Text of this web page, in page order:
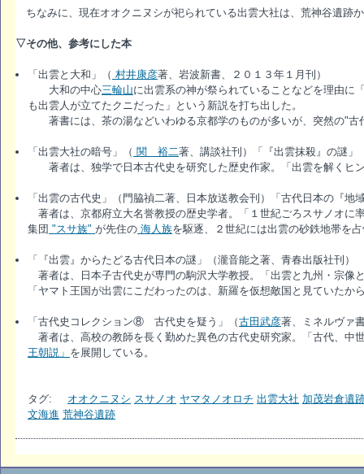
ちなみに、現在オオクニヌシが祀られている出雲大社は、荒神谷遺跡
▽その他、参考にした本
「出雲と大和」（ 村井康彦著、岩波新書、２０１３年１月刊）
大和の中心三輪山に出雲系の神が祭られていることなどを理由に
も出雲人が立てたクニだった」という新説を打ち出した。
著書には、茶の湯などいわゆる京都学のものが多いが、突然の"古
「出雲大社の暗号」（ 関 裕二著、講談社刊）「『出雲抹殺』の謎」
著者は、独学で日本古代史を研究した歴史作家。「出雲を解くヒ
「出雲の古代史」（門脇禎二著、日本放送教会刊）「古代日本の『
著者は、京都府立大名誉教授の歴史学者。「１世紀ごろスサノオに
集団 "スサ族" が先住の 海人族を駆逐、２世紀には出雲の砂鉄地帯を
「『出雲』からたどる古代日本の謎」（瀧音能之著、青春出版社刊）
著者は、日本子古代史が専門の駒沢大学教授。「出雲と九州・宗像
「ヤマト王国が出雲にこだわったのは、新羅を仮想敵国と見ていたか
「古代史コレクション⑧ 古代史を疑う」（古田武彦著、ミネルヴァ
著者は、高校の教師を長く勤めた異色の古代史研究家。「古代、中
王朝説」 を展開している。
タグ: オオクニヌシ スサノオ ヤマタノオロチ 出雲大社 加茂岩倉遺
文海進 荒神谷遺跡